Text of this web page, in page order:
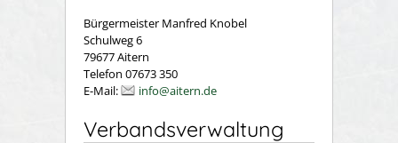
Bürgermeister Manfred Knobel
Schulweg 6
79677 Aitern
Telefon 07673 350
E-Mail:
info@aitern.de
Verbandsverwaltung